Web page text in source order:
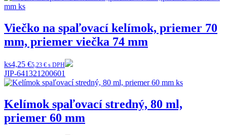
Viečko na spaľovací kelímok, priemer 70
mm, priemer viečka 74 mm
ks4,25 €5,23 € s DPH
JIP-641321200601
Kelímok spaľovací stredný, 80 ml,
priemer 60 mm